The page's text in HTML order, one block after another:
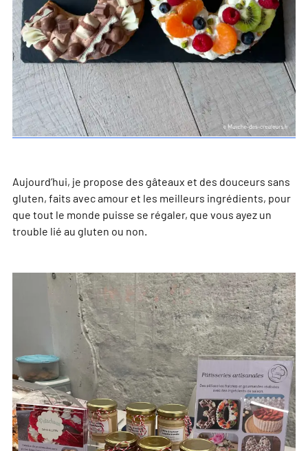
Aujourd’hui, je propose des gâteaux et des douceurs sans
gluten, faits avec amour et les meilleurs ingrédients, pour
que tout le monde puisse se régaler, que vous ayez un
trouble lié au gluten ou non.